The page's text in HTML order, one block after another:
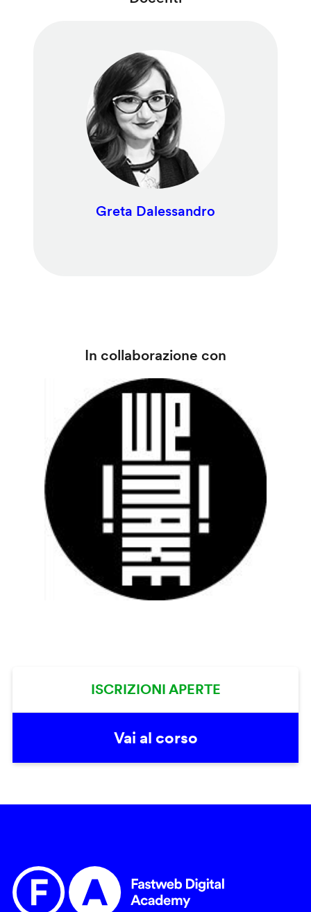
Greta Dalessandro
In collaborazione con
ISCRIZIONI APERTE
Vai al corso